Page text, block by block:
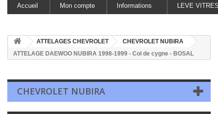
Accueil Mon compte Informations LEVE
ATTELAGES CHEVROLET
CHEVROLET NUBIRA
ATTELAGE DAEWOO NUBIRA 1998-1999 - Col de cygne - BOSAL
CHEVROLET NUBIRA